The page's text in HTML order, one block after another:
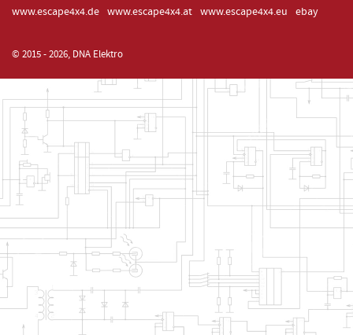
www.escape4x4.de
www.escape4x4.at www.escape4x4.eu ebay
© 2015 - 2026, DNA Elektro